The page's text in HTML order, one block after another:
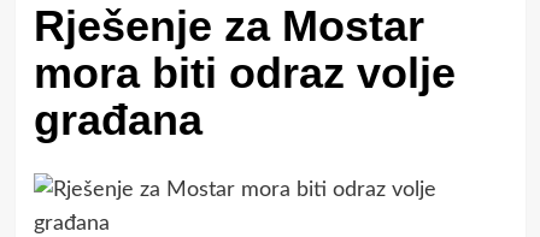
Rješenje za Mostar
mora biti odraz volje
građana